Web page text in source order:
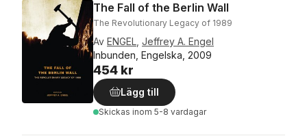
The Fall of the Berlin Wall
The Revolutionary Legacy of 1989
Av ENGEL Jeffrey A. Engel
Inbunden, Engelska, 2009
454 kr
Lägg till
Skickas inom 5-8 vardagar